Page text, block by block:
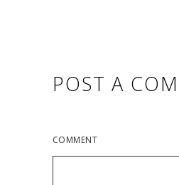
POST A
COMMENT